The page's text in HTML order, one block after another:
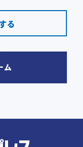
る
ム